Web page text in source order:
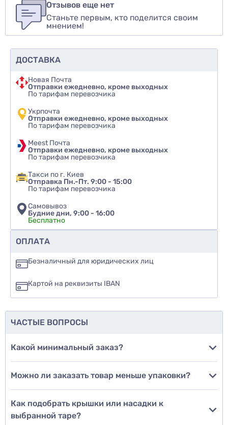
Оценить товар
Рекомендуете ли вы этот товар
да
еще не знаю
Добавить отзыв
Отзывов еще нет
Станьте первым, кто поделится своим
мнением!
ДОСТАВКА
Новая Почта
Отправки ежедневно, кроме выходных
По тарифам перевозчика
Укрпочта
Отправки ежедневно, кроме выходных
По тарифам перевозчика
Meest Почта
Отправки ежедневно, кроме выходных
По тарифам перевозчика
Такси по г. Киев
Отправка Пн.-Пт. 9:00 - 15:00
По тарифам перевозчика
Самовывоз
Будние дни, 9:00 - 16:00
Бесплатно
ОПЛАТА
Безналичный для юридических лиц
Картой на реквизиты IBAN
ЧАСТЫЕ ВОПРОСЫ
Какой минимальный заказ?
Можно ли заказать товар меньше упаковки?
Как подобрать крышки или насадки к
выбранной таре?